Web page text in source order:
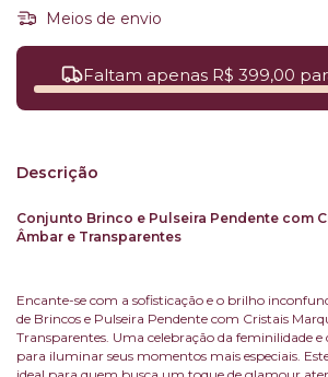
Meios de envio
Faltam apenas R$ 399,00
Descrição
Conjunto Brinco e Pulseira Pendente com
Âmbar e Transparentes
Encante-se com a sofisticação e o brilho
de Brincos e Pulseira Pendente com Cristais
Transparentes. Uma celebração da feminilidade e
para iluminar seus momentos mais especiais.